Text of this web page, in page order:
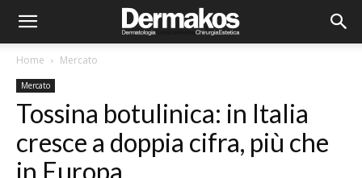
Home Mercato
Mercato
Tossina botulinica: in Italia
cresce a doppia cifra, più che
in Europa